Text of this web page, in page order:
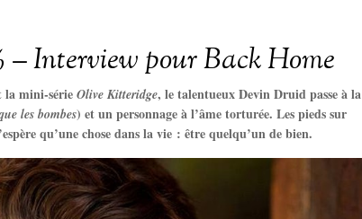
Interview pour Back Home
la mini-série Olive Kitteridge, le talentueux Devin Druid passe à la
les bombes) et un personnage à l’âme torturée. Les pieds sur
qu’une chose dans la vie : être quelqu’un de bien.